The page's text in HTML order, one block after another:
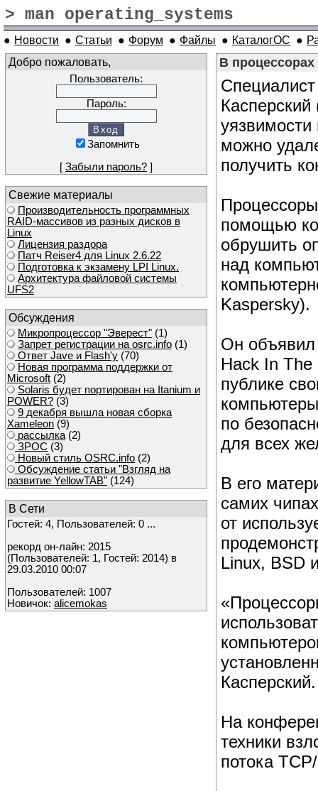
> man operating_systems
● Новости ● Статьи ● Форум ● Файлы ● КаталогОС ●
Добро пожаловать,
Пользователь:
Пароль:
Запомнить
[ Забыли пароль? ]
Свежие материалы
Производительность программных
RAID-массивов из разных дисков в
Linux
Лицензия раздора
Патч Reiser4 для Linux 2.6.22
Подготовка к экзамену LPI Linux.
Архитектура файловой системы
UFS2
Обсуждения
Микропроцессор "Эверест" (1)
Запрет регистрации на osrc.info (1)
Ответ Javе и Flash'у (70)
Новая программа поддержки от
Microsoft (2)
Solaris будет портирован на Itanium и
POWER? (3)
9 декабря вышла новая сборка
Xameleon (9)
рассылка (2)
ЗРОС (3)
Новый стиль OSRC.info (2)
Обсуждение статьи "Взгляд на
развитие YellowTAB" (124)
В Сети
Гостей: 4, Пользователей: 0 ...
рекорд он-лайн: 2015
(Пользователей: 1, Гостей: 2014) в
29.03.2010 00:07
Пользователей: 1007
Новичок: alicemokas
В
можно
получить
помощью
обрушить
над
Kaspersky).
Он объявил
Hack In
публике
по
для всех
В его
самих
от
Linux, BSD
Касперский.
На
техники
потока